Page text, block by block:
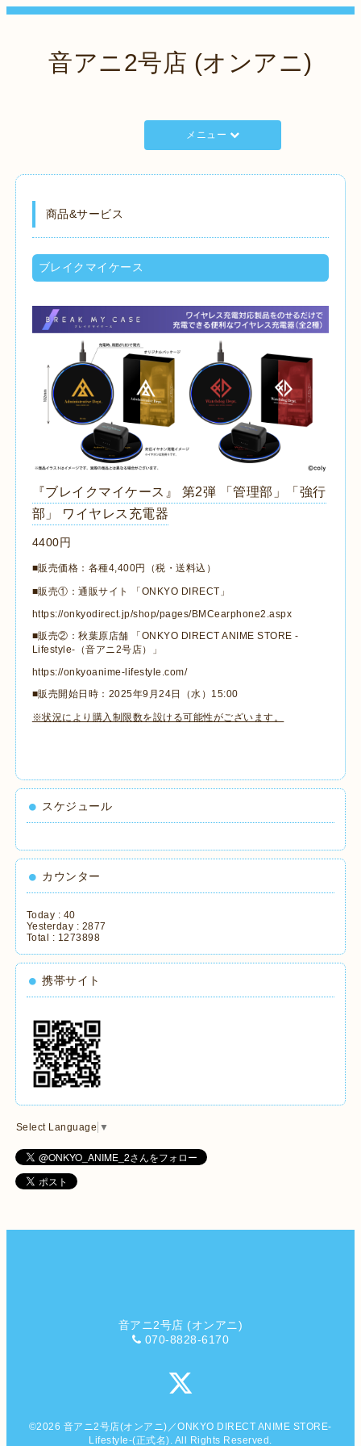
音アニ2号店 (オンアニ)
メニュー
商品&サービス
ブレイクマイケース
『ブレイクマイケース』 第2弾 「管理部」「強行
部」 ワイヤレス充電器
4400円
■販売価格：各種4,400円（税・送料込）
■販売①：通販サイト 「ONKYO DIRECT」
https://onkyodirect.jp/shop/pages/BMCearphone2.aspx
■販売②：秋葉原店舗 「ONKYO DIRECT ANIME STORE -
Lifestyle-（音アニ2号店）」
https://onkyoanime-lifestyle.com/
■販売開始日時：2025年9月24日（水）15:00
※状況により購入制限数を設ける可能性がございます。
スケジュール
カウンター
Today : 40
Yesterday : 2877
Total : 1273898
携帯サイト
Select Language ▼
音アニ2号店 (オンアニ)
070-8828-6170
©2026 音アニ2号店(オンアニ)／ONKYO DIRECT ANIME STORE-
Lifestyle-(正式名). All Rights Reserved.